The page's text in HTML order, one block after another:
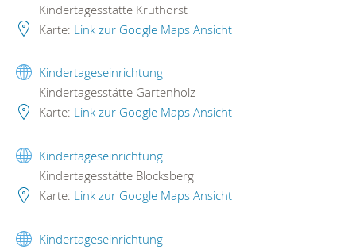
Kindertagesstätte Kruthorst
Karte: Link zur Google Maps Ansicht
Kindertageseinrichtung
Kindertagesstätte Gartenholz
Karte: Link zur Google Maps Ansicht
Kindertageseinrichtung
Kindertagesstätte Blocksberg
Karte: Link zur Google Maps Ansicht
Kindertageseinrichtung